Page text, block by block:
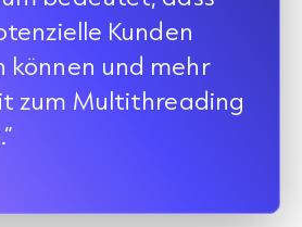
Kunden
können und mehr
zum Multithreading